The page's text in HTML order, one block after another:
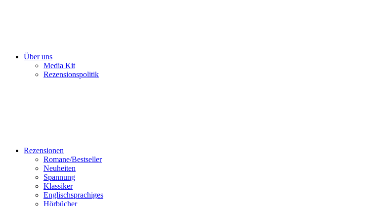
Über uns
Media Kit
Rezensionspolitik
Rezensionen
Romane/Bestseller
Neuheiten
Spannung
Klassiker
Englischsprachiges
Hörbücher